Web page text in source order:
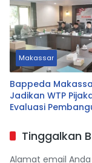
Makassar
Bappeda
Jadikan WTP
Evaluasi
Tinggalkan
Alamat email